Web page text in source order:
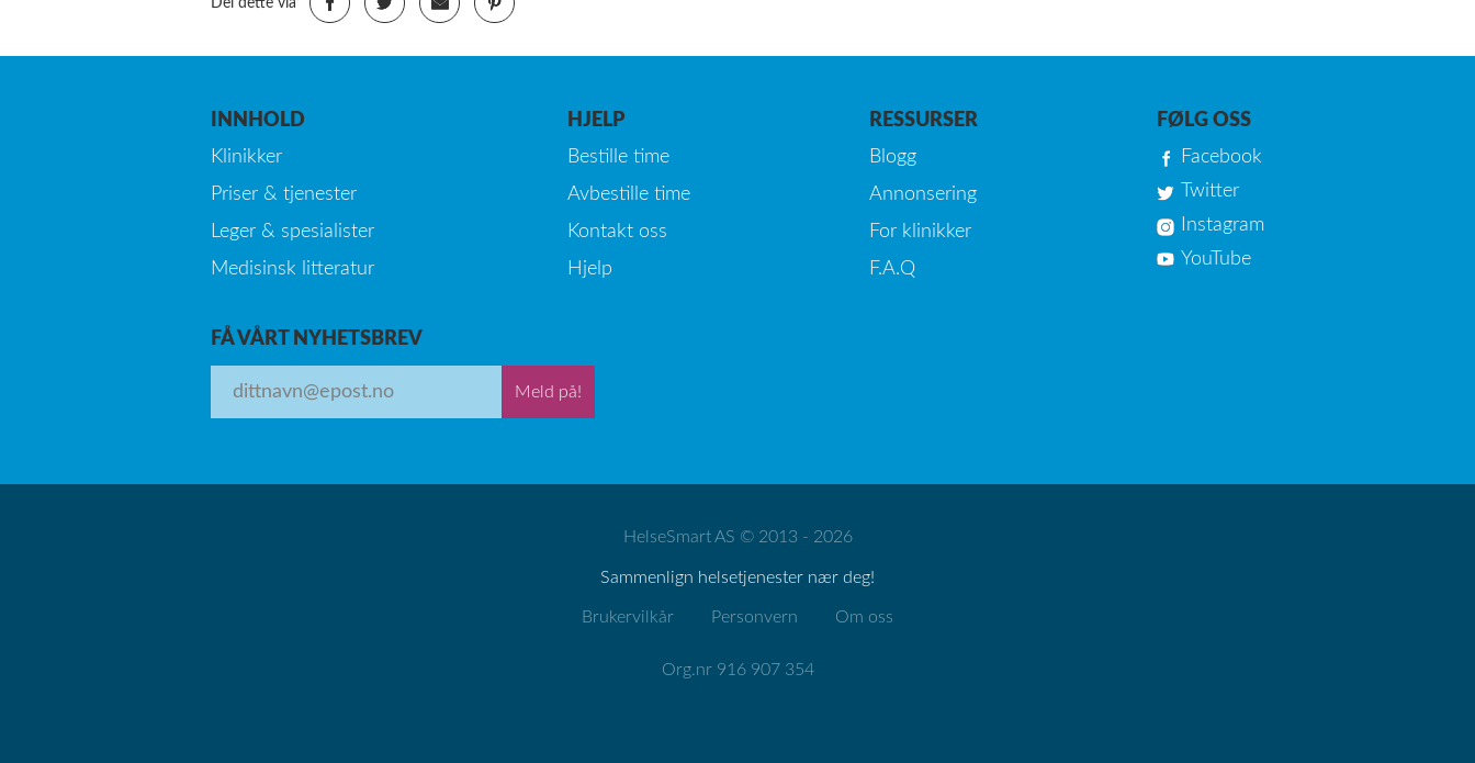
Del dette via
INNHOLD
Klinikker
Priser & tjenester
Leger & spesialister
Medisinsk litteratur
HJELP
Bestille time
Avbestille time
Kontakt oss
Hjelp
RESSURSER
Blogg
Annonsering
For klinikker
F.A.Q
FØLG OSS
Facebook
Twitter
Instagram
YouTube
FÅ VÅRT NYHETSBREV
Meld på!
HelseSmart AS © 2013 - 2026
Sammenlign helsetjenester nær deg!
Brukervilkår Personvern Om oss
Org.nr 916 907 354